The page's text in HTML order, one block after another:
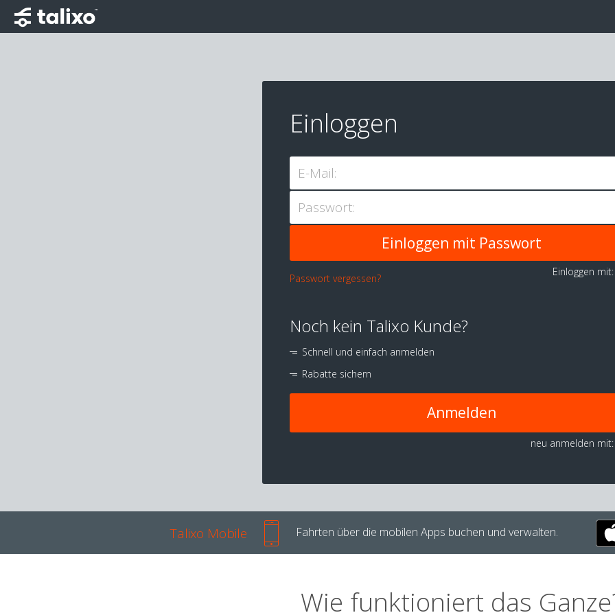
Einloggen
E-Mail:
Passwort:
Passwort vergessen?
Einloggen
Noch kein Talixo Kunde?
Schnell und einfach anmelden
Rabatte sichern
Anmelden
neu anmelden mit:
Talixo Mobile Fahrten über die mobilen Apps buchen und verwalten.
Wie funktioniert das